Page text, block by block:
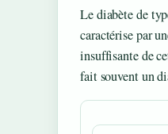
Le diabète de
caractérise par
insuffisante de
fait souvent un